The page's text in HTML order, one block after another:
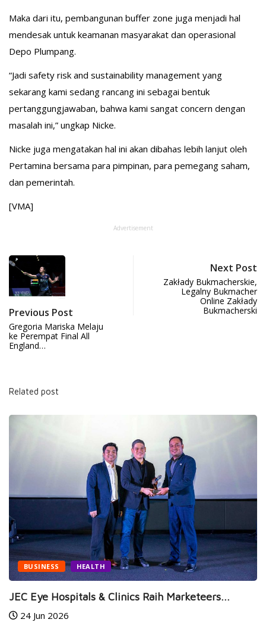
Maka dari itu, pembangunan buffer zone juga menjadi hal
mendesak untuk keamanan masyarakat dan operasional
Depo Plumpang.
“Jadi safety risk and sustainability management yang
sekarang kami sedang rancang ini sebagai bentuk
pertanggungjawaban, bahwa kami sangat concern dengan
masalah ini,” ungkap Nicke.
Nicke juga mengatakan hal ini akan dibahas lebih lanjut oleh
Pertamina bersama para pimpinan, para pemegang saham,
dan pemerintah.
[VMA]
Advertisement
Previous Post
Gregoria Mariska Melaju
ke Perempat Final All
England…
Next Post
Zakłady Bukmacherskie,
Legalny Bukmacher
Online Zakłady
Bukmacherski
Related post
BUSINESS HEALTH
JEC Eye Hospitals & Clinics Raih Marketeers...
24 Jun 2026